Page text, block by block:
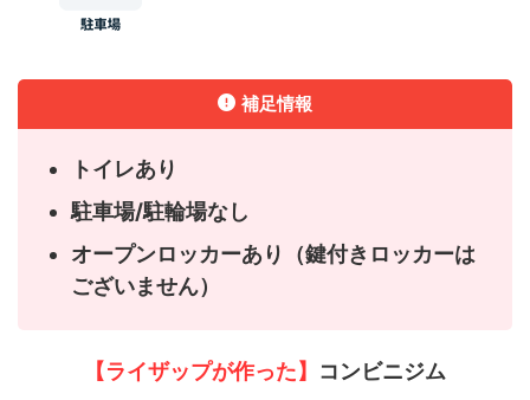
補足情報
トイレあり
駐車場/駐輪場なし
オープンロッカーあり（鍵付きロッカーは
ございません）
【ライザップが作った】 コンビニジム